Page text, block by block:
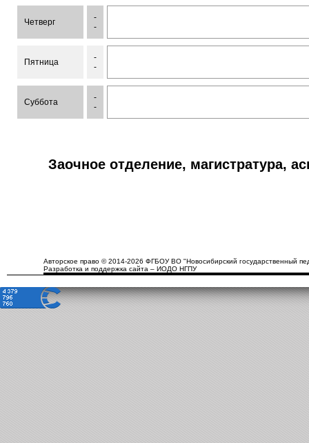
Четверг
-
-
Пятница
-
-
Суббота
-
-
Заочное отделение, магистратура,
Авторское право © 2014-2026 ФГБОУ ВО "Новосибирский государственный
Разработка и поддержка сайта – ИОДО НГПУ